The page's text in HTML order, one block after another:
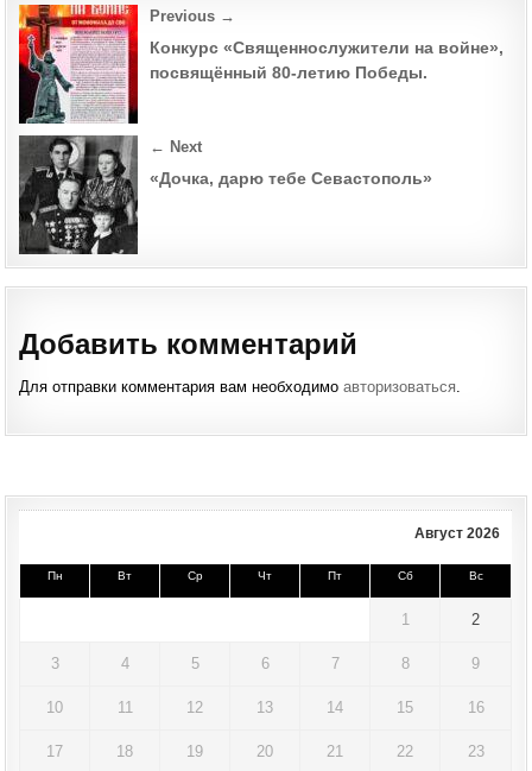
Post
navigation
Previous →
Конкурс «Священнослужители на войне»,
посвящённый 80-летию Победы.
← Next
«Дочка, дарю тебе Севастополь»
Добавить комментарий
Для отправки комментария вам необходимоавторизоваться.
Август 2026
Пн Вт Ср Чт Пт Сб Вс
1 2
3 4 5 6 7 8 9
10 11 12 13 14 15 16
17 18 19 20 21 22 23